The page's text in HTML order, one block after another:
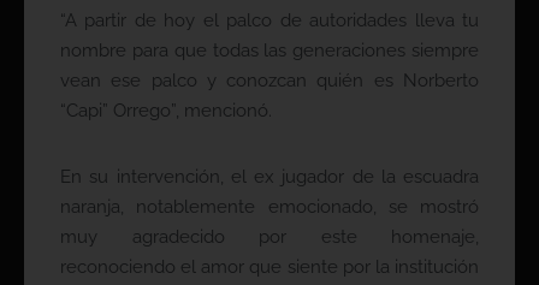
“A partir de hoy el palco de autoridades lleva tu
nombre para que todas las generaciones siempre
vean ese palco y conozcan quién es Norberto
“Capi” Orrego”, mencionó.
En su intervención, el ex jugador de la escuadra
naranja, notablemente emocionado, se mostró
muy agradecido por este homenaje,
reconociendo el amor que siente por la institución